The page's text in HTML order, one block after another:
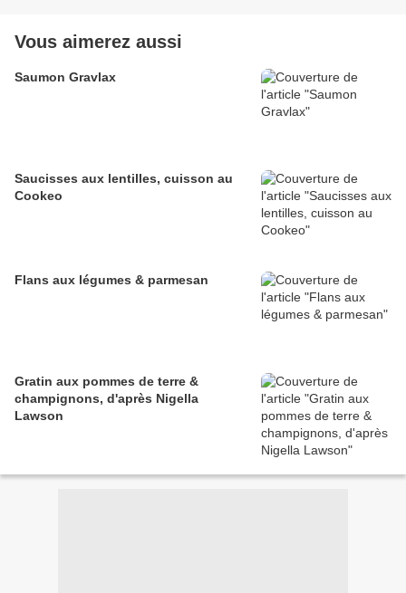
Vous aimerez aussi
Saumon Gravlax
Saucisses aux lentilles, cuisson au
Cookeo
Flans aux légumes & parmesan
Gratin aux pommes de terre &
champignons, d'après Nigella
Lawson